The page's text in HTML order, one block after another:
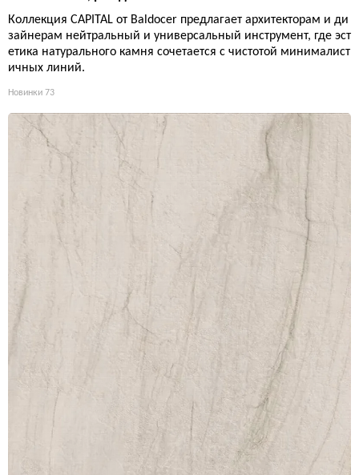
Коллекция CAPITAL от Baldocer предлагает архитекторам и ди
зайнерам нейтральный и универсальный инструмент, где эст
етика натурального камня сочетается с чистотой минималист
ичных линий.
Новинки 73